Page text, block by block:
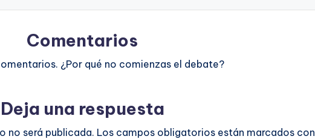
Comentarios
¿Por qué no comienzas el debate?
Deja una respuesta
no será publicada. Los campos obligatorios están marcados con